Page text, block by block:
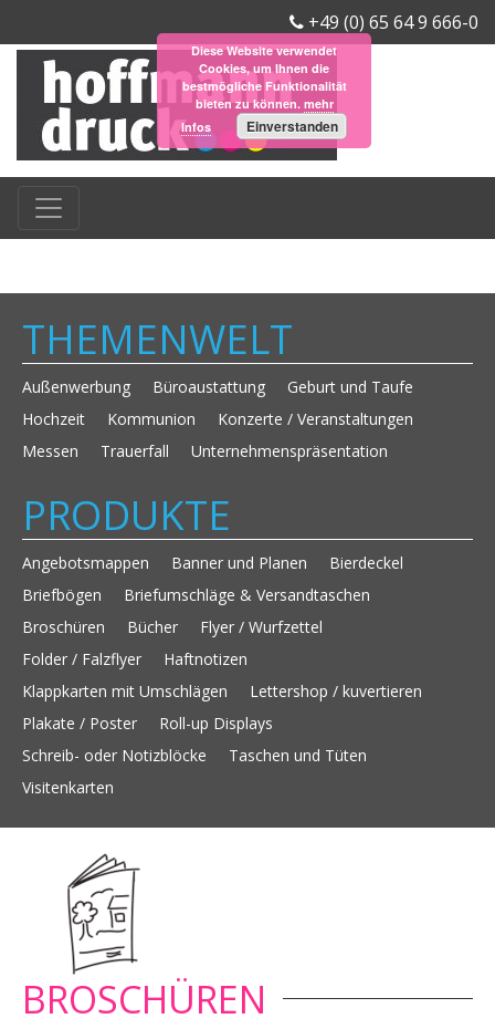
+49 (0) 65 64 9 666-0
THEMENWELT
Außenwerbung Büroaustattung
Geburt und Taufe
Hochzeit
Kommunion
Konzerte / Veranstaltungen
Messen
Trauerfall Unternehmenspräsentation
PRODUKTE
Angebotsmappen Banner und Planen
Bierdeckel
Briefbögen
Briefumschläge & Versandtaschen
Broschüren
Bücher
Flyer / Wurfzettel
Folder / Falzflyer
Haftnotizen
Klappkarten mit Umschlägen
Lettershop / kuvertieren
Plakate / Poster
Roll-up Displays
Schreib- oder Notizblöcke
Taschen und Tüten
Visitenkarten
BROSCHÜREN
Diese Website verwendet
Cookies, um Ihnen die
bestmögliche Funktionalität
bieten zu können. mehr
Infos
Einverstanden